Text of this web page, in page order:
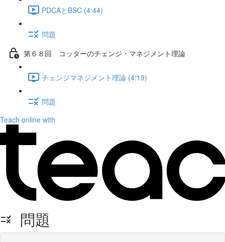
PDCAとBSC (4:44)
問題
第６８回 コッターのチェンジ・マネジメント理論
チェンジマネジメント理論 (4:19)
問題
Teach online with
問題